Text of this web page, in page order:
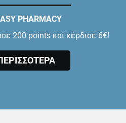
PHARMACY
200 points και κέρδισε 6€!